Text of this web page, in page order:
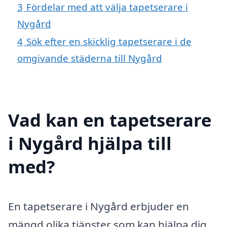
3 Fördelar med att välja tapetserare i
Nygård
4 Sök efter en skicklig tapetserare i de
omgivande städerna till Nygård
Vad kan en tapetserare
i Nygård hjälpa till
med?
En tapetserare i Nygård erbjuder en